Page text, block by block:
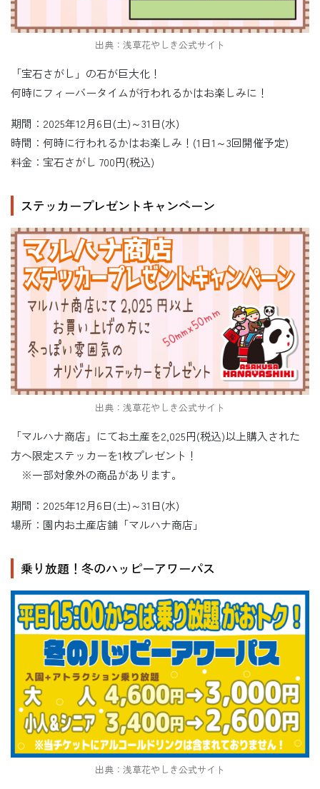
出典：浅草花やしき公式サイト
「宝石さがし」の石が巨大化！
何時にフィーバータイムが行われるかはお楽しみに！
期間：2025年12月6日(土)～31日(水)
時間：何時に行われるかはお楽しみ！(1日1～3回開催予定)
料金：宝石さがし 700円(税込)
ステッカープレゼントキャンペーン
出典：浅草花やしき公式サイト
「マルハナ商店」にてお土産を2,025円(税込)以上購入された
方へ限定ステッカーを1枚プレゼント！
※一部対象外の商品があります。
期間：2025年12月6日(土)～31日(水)
場所：園内お土産店舗「マルハナ商店」
乗り放題！冬のハッピーアワーパス
出典：浅草花やしき公式サイト